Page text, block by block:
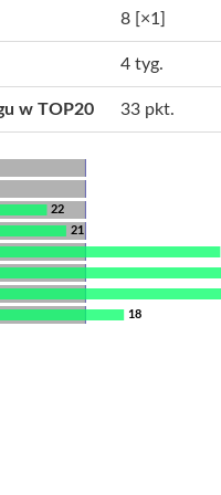
8 [×1]
4 tyg.
w TOP20 33 pkt.
22
21
18